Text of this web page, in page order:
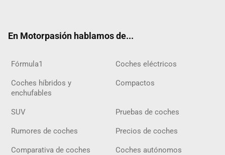
En Motorpasión hablamos de...
Fórmula1 Coches eléctricos
Coches híbridos y
enchufables
Compactos
SUV Pruebas de coches
Rumores de coches Precios de coches
Comparativa de coches Coches autónomos